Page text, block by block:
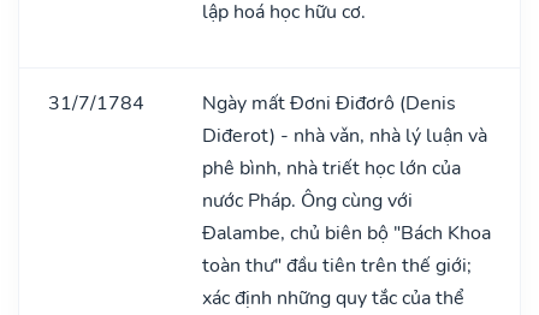
lập hoá học hữu cơ.
31/7/1784
Ngày mất Đơni Điđơrô (Denis
Diđerot) - nhà vǎn, nhà lý luận và
phê bình, nhà triết học lớn của
nước Pháp. Ông cùng với
Đalambe, chủ biên bộ "Bách Khoa
toàn thư" đầu tiên trên thế giới;
xác định những quy tắc của thể